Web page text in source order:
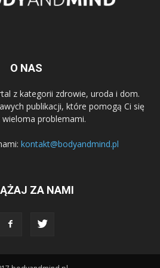
O NAS
z kategorii zdrowie, uroda i dom.
publikacji, które pomogą Ci się
wieloma problemami.
kontakt@bodyandmind.pl
ZA NAMI